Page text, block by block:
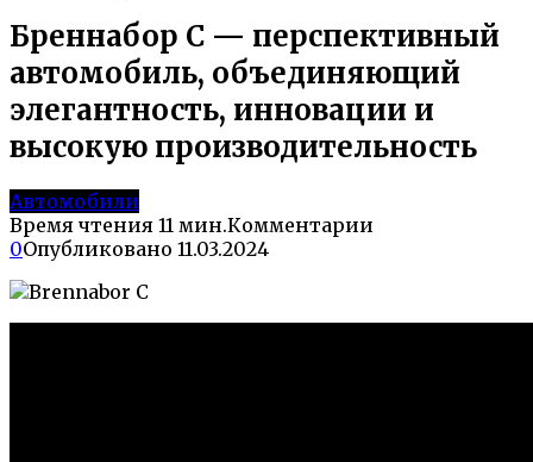
Бреннабор С — перспективный
автомобиль, объединяющий
элегантность, инновации и
высокую производительность
Автомобили
Время чтения 11 мин.Комментарии
0Опубликовано 11.03.2024